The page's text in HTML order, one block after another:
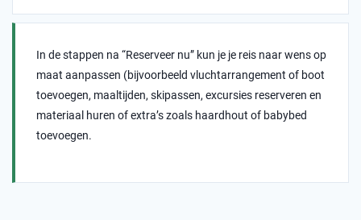
In de stappen na “Reserveer nu” kun je je reis naar wens op
maat aanpassen (bijvoorbeeld vluchtarrangement of boot
toevoegen, maaltijden, skipassen, excursies reserveren en
materiaal huren of extra’s zoals haardhout of babybed
toevoegen.